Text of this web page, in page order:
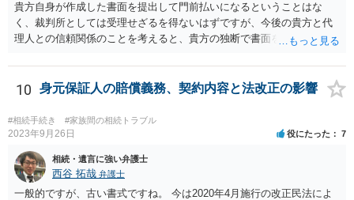
貴方自身が作成した書面を提出して門前払いになるということはな
く、裁判所としては受理せざるを得ないはずですが、今後の貴方と代
理人との信頼関係のことを考えると、貴方の独断で書面を提出したり
士が主張書面の提出を渋っているようですが、弁護士として提出の実
益がないと考えている可能性もあると思いますので、そのあたりも含
います。単に面倒臭いということで書面提出をしないということであ
れば、当該弁護士との委任関係を修了した上で、貴方のほうで書面提
出することを検討なさった方がよいでしょう。
10 身元保証人の賠償義務、契約内容と法改正の影響
#相続手続き #家族間の相続トラブル
2023年9月26日 役にたった 7
相続・遺言に強い弁護士
西谷 拓哉 弁護士
一般的ですが、古い書式ですね。 今は2020年4月施行の改正民法によ